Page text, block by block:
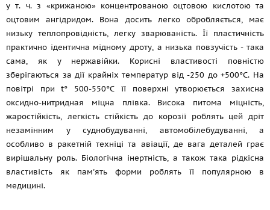
у т. ч.з «крижаною» концентрованою оцтовою кислотою та
оцтовим ангідридом. Вона досить легко обробляється, має
низьку теплопровідність, легку зварюваність. Її пластичність
практично ідентична мідному дроту, а низька повзучість - така
сама, як у нержавійки. Корисні властивості повністю
зберігаються за дії крайніх температур від -250 до +500°С. На
повітрі при t° 500-550°С її поверхні утворюється захисна
оксидно-нитридная міцна плівка. Висока питома міцність,
жаростійкість, легкість стійкість до корозії роблять цей дріт
незамінним у суднобудуванні, автомобілебудуванні, а
особливо в ракетній техніці та авіації, де вага деталей грає
вирішальну роль. Біологічна інертність, а також така рідкісна
властивість як пам'ять форми роблять її популярною в
медицині.